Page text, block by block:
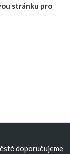
stránku pro
doporučujeme